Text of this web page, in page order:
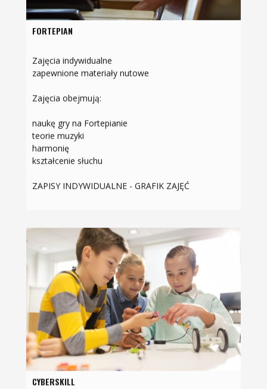
FORTEPIAN
Zajęcia indywidualne
zapewnione materiały nutowe
Zajęcia obejmują:
naukę gry na Fortepianie
teorie muzyki
harmonię
kształcenie słuchu
ZAPISY INDYWIDUALNE - GRAFIK ZAJĘĆ
CYBERSKILL